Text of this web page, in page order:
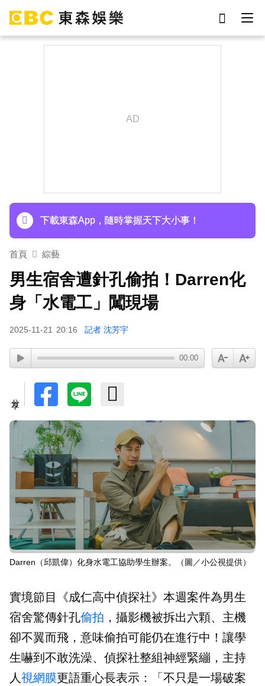
下載東森App，隨時掌握天下大小事！
15年摯愛離世！唐綺陽頭七驚見「驚人畫面」感
動喊：真不是蓋的
首頁 綜藝
男生宿舍遭針孔偷拍！Darren化
身「水電工」闖現場
2025-11-21 20:16 記者 沈芳宇
00:00
Darren（邱凱偉）化身水電工協助學生辦案。（圖／小公視提供）
實境節目《成仁高中偵探社》本週案件為男生
宿舍驚傳針孔偷拍 ，攝影機被拆出六顆、主機
卻不翼而飛，意味偷拍可能仍在進行中！讓學
生嚇到不敢洗澡、偵探社整組神經緊繃，主持
人視網膜更語重心長表示：「不只是一場破案